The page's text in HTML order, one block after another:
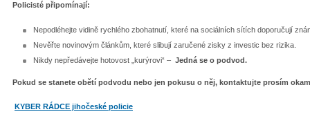
Policisté připomínají:
Nepodléhejte vidině rychlého zbohatnutí, které na sociálních sítích doporučují
Nevěřte novinovým článkům, které slibují zaručené zisky z investic bez rizika.
Nikdy nepředávejte hotovost „kurýrovi“ – Jedná se o podvod.
Pokud se stanete obětí podvodu nebo jen pokusu o něj, kontaktujte prosím
KYBER RÁDCE jihočeské policie